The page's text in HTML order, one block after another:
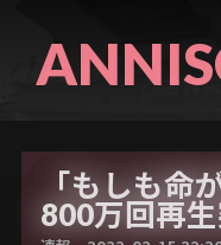
「もしも命
800万回再